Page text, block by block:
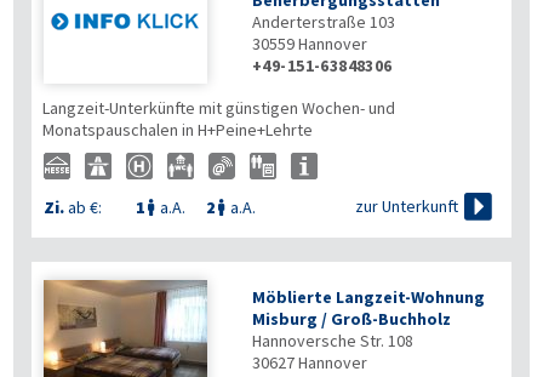
Anderterstraße 103
30559Hannover
+49-151-63848306
Zi.ab €: 1  a.A. 2  a.A.
Langzeit-Unterkünfte mit günstigen Wochen- und
Monatspauschalen in H+Peine+Lehrte
zur Unterkunft 
Möblierte Langzeit-Wohnung
Misburg / Groß-Buchholz
Hannoversche Str. 108
30627Hannover